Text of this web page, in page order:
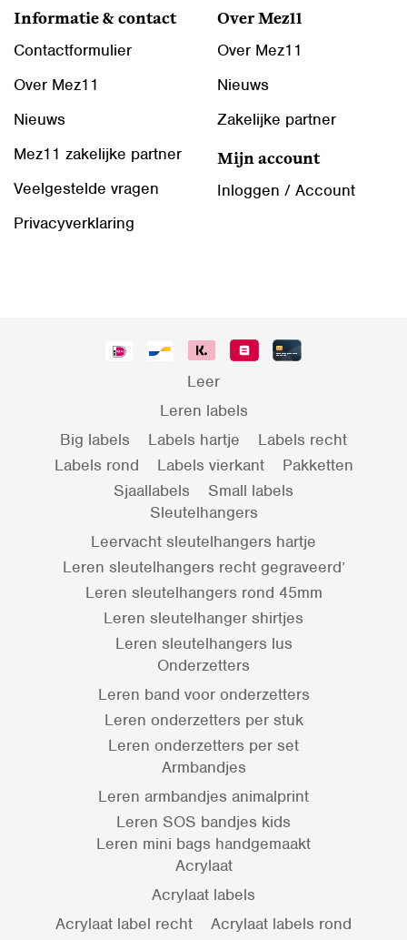
Informatie & contact
Contactformulier
Over Mez11
Nieuws
Mez11 zakelijke partner
Veelgestelde vragen
Privacyverklaring
Over Mez11
Over Mez11
Nieuws
Zakelijke partner
Mijn account
Inloggen / Account
Leer
Leren labels
Big labels
Labels hartje
Labels recht
Labels rond
Labels vierkant
Pakketten
Sjaallabels
Small labels
Sleutelhangers
Leervacht sleutelhangers hartje
Leren sleutelhangers recht gegraveerd’
Leren sleutelhangers rond 45mm
Leren sleutelhanger shirtjes
Leren sleutelhangers lus
Onderzetters
Leren band voor onderzetters
Leren onderzetters per stuk
Leren onderzetters per set
Armbandjes
Leren armbandjes animalprint
Leren SOS bandjes kids
Leren mini bags handgemaakt
Acrylaat
Acrylaat labels
Acrylaat label recht
Acrylaat labels rond